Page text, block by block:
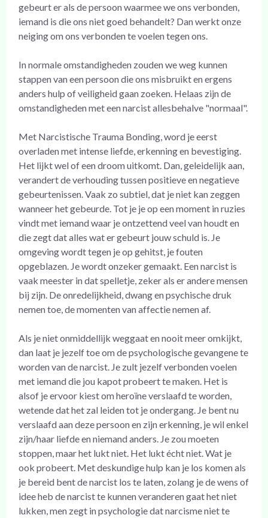
gebeurt er als de persoon waarmee we ons verbonden,
iemand is die ons niet goed behandelt? Dan werkt onze
neiging om ons verbonden te voelen tegen ons.
In normale omstandigheden zouden we weg kunnen
stappen van een persoon die ons misbruikt en ergens
anders hulp of veiligheid gaan zoeken. Helaas zijn de
omstandigheden met een narcist allesbehalve "normaal".
Met Narcistische Trauma Bonding, word je eerst
overladen met intense liefde, erkenning en bevestiging.
Het lijkt wel of een droom uitkomt. Dan, geleidelijk aan,
verandert de verhouding tussen positieve en negatieve
gebeurtenissen. Vaak zo subtiel, dat je niet kan zeggen
wanneer het gebeurde. Tot je je op een moment in ruzies
vindt met iemand waar je ontzettend veel van houdt en
die zegt dat alles wat er gebeurt jouw schuld is. Je
omgeving wordt tegen je op gehitst, je fouten
opgeblazen. Je wordt onzeker gemaakt. Een narcist is
vaak meester in dat spelletje, zeker als er andere mensen
bij zijn. De onredelijkheid, dwang en psychische druk
nemen toe, de momenten van affectie nemen af.
Als je niet onmiddellijk weggaat en nooit meer omkijkt,
dan laat je jezelf toe om de psychologische gevangene te
worden van de narcist. Je zult jezelf verbonden voelen
met iemand die jou kapot probeert te maken. Het is
alsof je ervoor kiest om heroïne verslaafd te worden,
wetende dat het zal leiden tot je ondergang. Je bent nu
verslaafd aan deze persoon en zijn erkenning, je wil enkel
zijn/haar liefde en niemand anders. Je zou moeten
stoppen, maar het lukt niet. Het lukt écht niet. Wat je
ook probeert. Met deskundige hulp kan je los komen als
je bereid bent de narcist los te laten, zolang je de wens of
idee heb de narcist te kunnen veranderen gaat het niet
lukken, men zegt in psychologie dat narcisme niet te